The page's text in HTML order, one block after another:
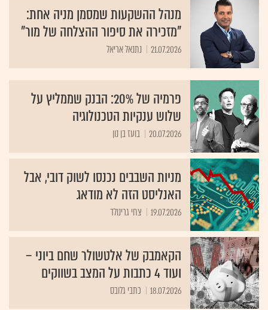
מנהל ההשקעות שמסמן מניה אחת:
"מזכירה את סיפור ההצלחה של מור"
21.07.2026 נתנאל אריאל
פרמיה של 20%: הבנק שממליץ על
שלוש ענקיות הטכנולוגיה
20.07.2026 בועז בן נון
מניות השבבים נכנסו לשוק דובי, אבל
האנליסט הזה לא מודאג
19.07.2026 צחי גרינולד
הקאמבק של אלטשולר שחם ביוני –
ועוד 4 כתבות על המצב בשווקים
18.07.2026 כתבי גלובס